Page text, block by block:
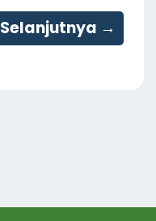
Selanjutnya →